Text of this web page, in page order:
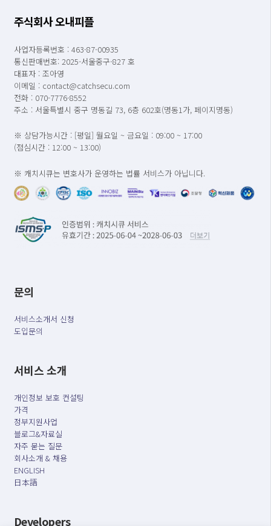
주식회사 오내피플
사업자등록번호 : 463-87-00935
통신판매번호: 2025-서울중구-827 호
대표자 : 조아영
이메일 : contact@catchsecu.com
전화 : 070-7776-8552
주소 : 서울특별시 중구 명동길 73, 6층 602호(명동1가, 페이지명동)
※ 상담가능시간 : [평일] 월요일 ~ 금요일 : 09:00 ~ 17:00
(점심시간 : 12:00 ~ 13:00)
※ 캐치시큐는 변호사가 운영하는 법률 서비스가 아닙니다.
문의
서비스소개서 신청
도입문의
서비스 소개
개인정보 보호 컨설팅
가격
정부지원사업
블로그&자료실
자주 묻는 질문
회사소개 & 채용
ENGLISH
日本語
Developers